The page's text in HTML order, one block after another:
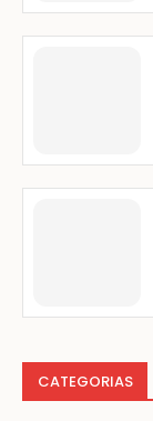
CATEGORIAS